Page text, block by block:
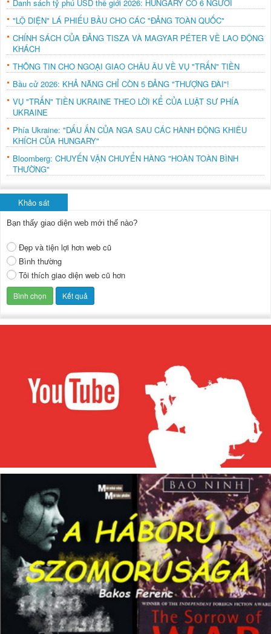
Danh sách tỷ phú USD thế giới 2026: HUNGARY CÓ 6 NGƯỜI
"LỘ DIỆN" LÁ PHIẾU BẦU CHO CÁC "ĐẢNG TOÀN QUỐC"
CHÍNH SÁCH CỦA ĐẢNG TISZA VÀ MAGYAR PÉTER VỀ LAO ĐỘNG
KHÁCH
THÔNG TIN CHO NGOẠI GIAO CHÂU ÂU VỀ VỤ "TRẤN" TIỀN
Bầu cử 2026: KHẢ NĂNG CHỈ CÒN 5 ĐẢNG "THƯỢNG ĐÀI"!
VỤ "TRẤN" TIỀN UKRAINE THEO LỜI KỂ CỦA LUẬT SƯ PHÍA
UKRAINE
Phía Ukraine: "DẤU ẤN CỦA NGA SAU CÁC HÀNH ĐỘNG KHIÊU
KHÍCH CỦA HUNGARY"
Bloomberg: CHUYẾN VẬN CHUYỂN HÀNG "HOÀN TOÀN BÌNH
THƯỜNG"
Khảo sát
Bạn thấy giao diện web mới thế nào?
Đẹp và tiện lợi hơn web cũ
Bình thường
Tôi thích giao diện web cũ hơn